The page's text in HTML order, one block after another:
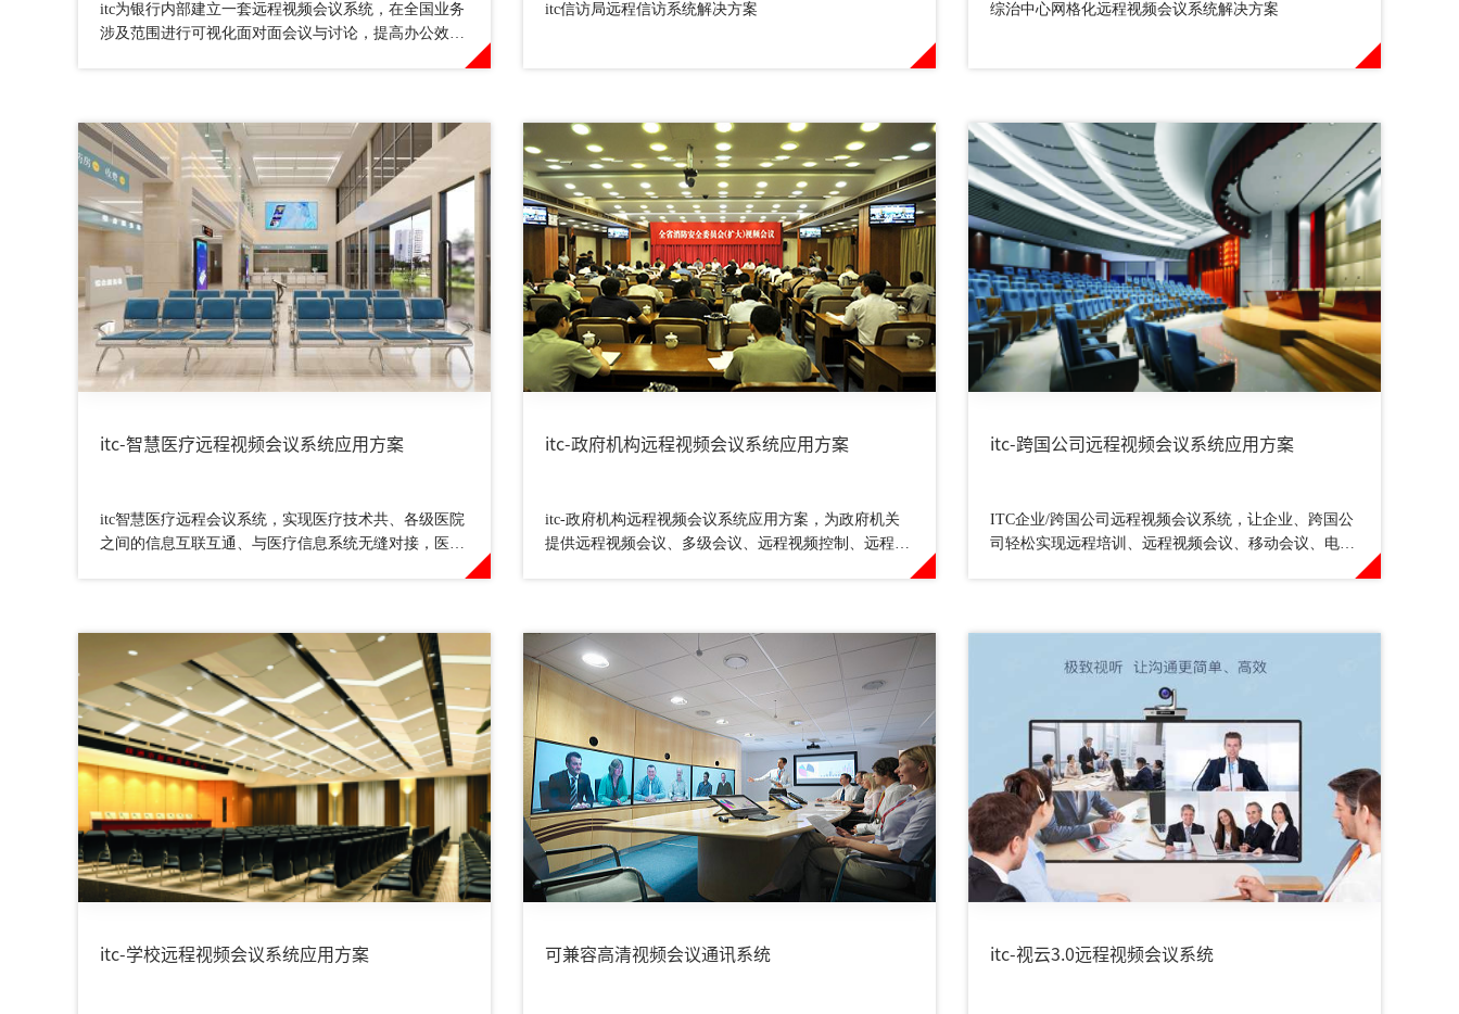
itc为银行内部建立一套远程视频会议系统，在全国业务
涉及范围进行可视化面对面会议与讨论，提高办公效
itc信访局远程信访系统解决方案 综治中心网格化远程视频会议系统解决方案
itc-智慧医疗远程视频会议系统应用方案
itc智慧医疗远程会议系统，实现医疗技术共、各级医院
之间的信息互联互通、与医疗信息系统无缝对接，医生
itc-政府机构远程视频会议系统应用方案
itc-政府机构远程视频会议系统应用方案，为政府机关
提供远程视频会议、多级会议、远程视频控制、远程管
itc-跨国公司远程视频会议系统应用方案
ITC企业/跨国公司远程视频会议系统，让企业、跨国公
司轻松实现远程培训、远程视频会议、移动会议、电话
itc-学校远程视频会议系统应用方案 可兼容高清视频会议通讯系统 itc-视云3.0远程视频会议系统